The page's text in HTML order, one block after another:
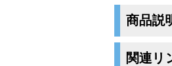
商品説
関連リ